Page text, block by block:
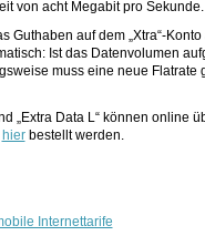
von acht Megabit pro Sekunde.
Guthaben auf dem „Xtra“-
Ist das Datenvolumen
muss eine neue Flatrate
„Extra Data L“ können online
hierbestellt werden.
Internettarife